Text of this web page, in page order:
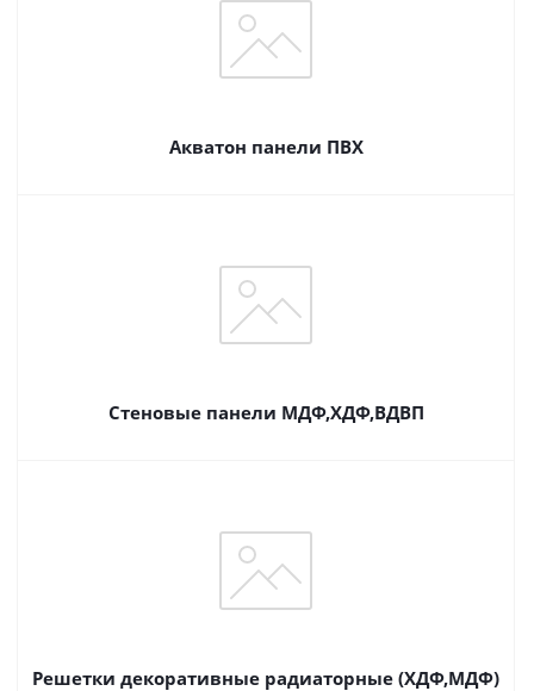
Акватон панели ПВХ
Стеновые панели МДФ,ХДФ,ВДВП
Решетки декоративные радиаторные (ХДФ,МДФ)